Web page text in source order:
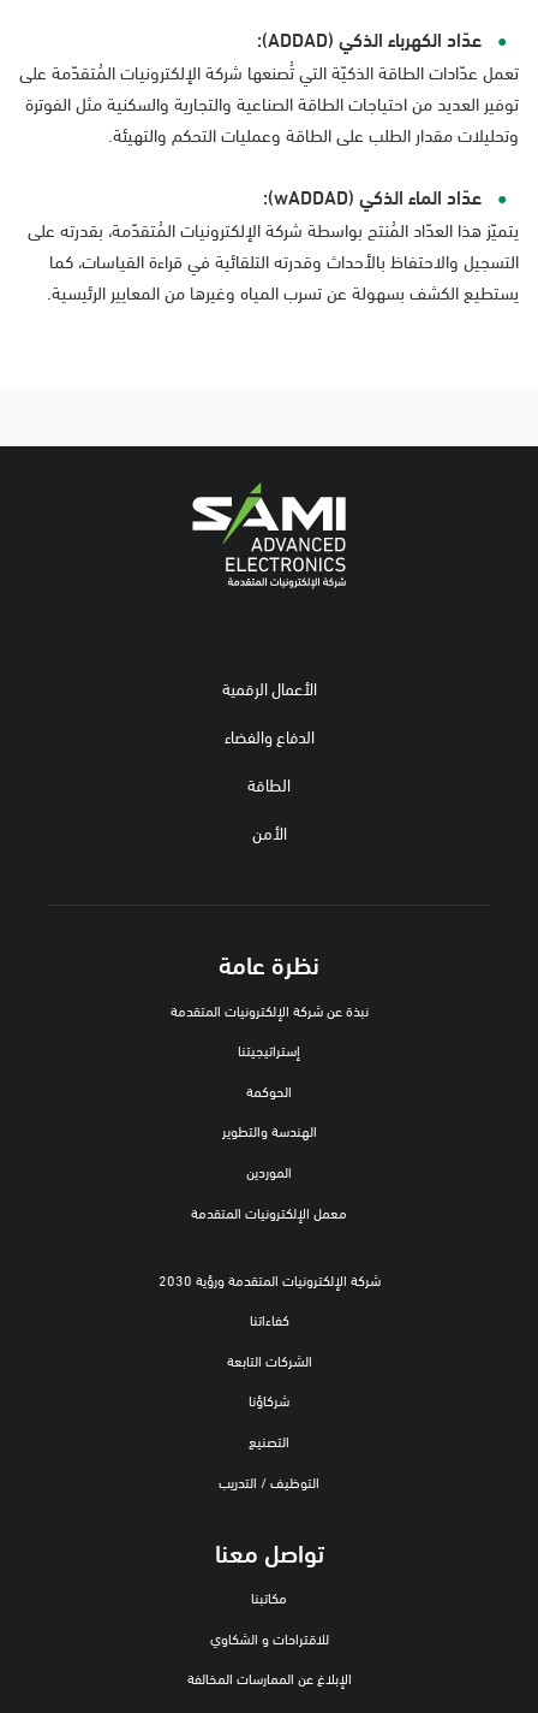
عدّاد الكهرباء الذكي (ADDAD):
تعمل عدّادات الطاقة الذكيّة التي تُصنعها شركة الإلكترونيات المُتقدّمة على
توفير العديد من احتياجات الطاقة الصناعية والتجارية والسكنية مثل الفوترة
وتحليلات مقدار الطلب على الطاقة وعمليات التحكم والتهيئة.
عدّاد الماء الذكي (wADDAD):
يتميّز هذا العدّاد المُنتج بواسطة شركة الإلكترونيات المُتقدّمة، بقدرته على
التسجيل والاحتفاظ بالأحداث وقدرته التلقائية في قراءة القياسات، كما
يستطيع الكشف بسهولة عن تسرب المياه وغيرها من المعايير الرئيسية.
الأعمال الرقمية
الدفاع والفضاء
الطاقة
الأمن
نظرة عامة
نبذة عن شركة الإلكترونيات المتقدمة
إستراتيجيتنا
الحوكمة
الهندسة والتطوير
الموردين
معمل الإلكترونيات المتقدمة
شركة الإلكترونيات المتقدمة ورؤية 2030
كفاءاتنا
الشركات التابعة
شركاؤنا
التصنيع
التوظيف / التدريب
تواصل معنا
مكاتبنا
للاقتراحات و الشكاوي
الإبلاغ عن الممارسات المخالفة